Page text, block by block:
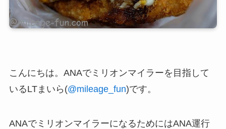
こんにちは。ANAでミリオンマイラーを目指して
いるLTまいら(@mileage_fun)です。
ANAでミリオンマイラーになるためにはANA運行